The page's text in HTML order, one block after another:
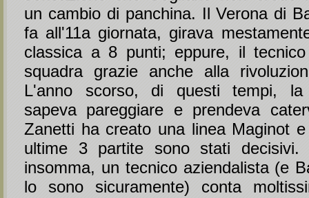
un cambio di panchina. Il Verona di
fa all'11a giornata, girava
classica a 8 punti; eppure, il
squadra grazie anche alla
L'anno scorso, di questi tempi, la
sapeva pareggiare e prendeva
Zanetti ha creato una linea Maginot
ultime 3 partite sono stati decisivi.
insomma, un tecnico aziendalista (e
lo sono sicuramente) conta